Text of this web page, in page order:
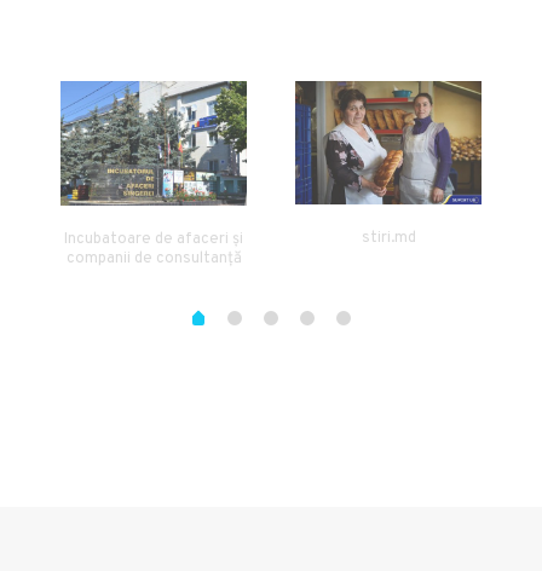
Incubatoare de afaceri și
companii de consultanță
stiri.md